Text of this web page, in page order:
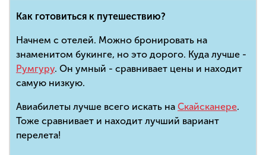
Как готовиться к путешествию?
Начнем с отелей. Можно бронировать на
знаменитом букинге, но это дорого. Куда лучше -
Румгуру. Он умный - сравнивает цены и находит
самую низкую.
Авиабилеты лучше всего искать на Скайсканере.
Тоже сравнивает и находит лучший вариант
перелета!